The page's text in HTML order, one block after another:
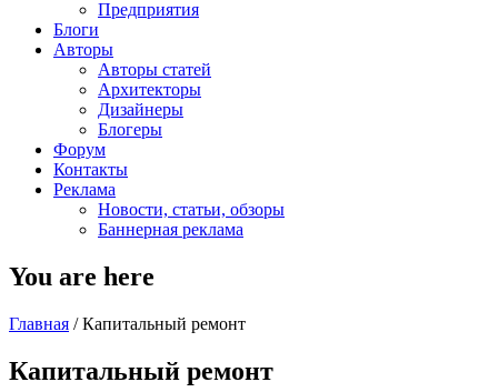
Предприятия
Блоги
Авторы
Авторы статей
Архитекторы
Дизайнеры
Блогеры
Форум
Контакты
Реклама
Новости, статьи, обзоры
Баннерная реклама
You are here
Главная / Капитальный ремонт
Капитальный ремонт